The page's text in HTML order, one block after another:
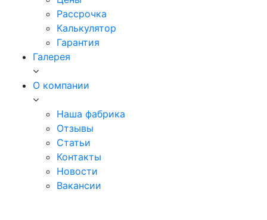
Рассрочка
Калькулятор
Гарантия
Галерея
О компании
Наша фабрика
Отзывы
Статьи
Контакты
Новости
Вакансии